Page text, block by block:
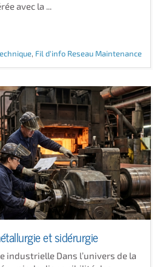
avec la ...
, Fil d'info Reseau Maintenance
et sidérurgie
industrielle Dans l’univers de la